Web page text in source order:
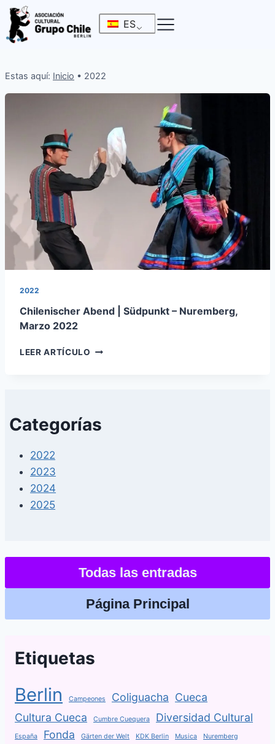
Saltar
contenido
ES
Estas aquí: Inicio • 2022
2022
Chilenischer Abend | Südpunkt – Nuremberg,
Marzo 2022
LEER ARTÍCULO CHILENISCHER
MARZO
Categorías
2022
2023
2024
2025
Todas las entradas
Página Principal
Etiquetas
Berlin Campeones Coliguacha Cueca
Cultura Cueca
Cumbre Cuequera Diversidad Cultural
España Fonda Gärten der Welt KDK Berlin Musica Nuremberg